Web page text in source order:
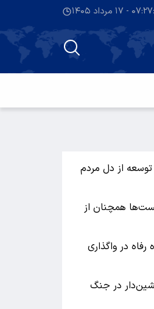
- ۱۷ مرداد ۱۴۰۵
توسعه از دل مردم
همچنان از
در واگذاری
سرنشین‌دار در جنگ